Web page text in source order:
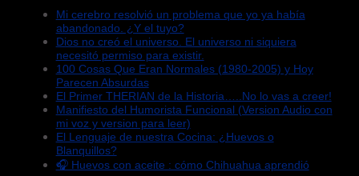
Mi cerebro resolvió un problema que yo ya había
abandonado. ¿Y el tuyo?
Dios no creó el universo. El universo ni siquiera
necesitó permiso para existir.
100 Cosas Que Eran Normales (1980-2005) y Hoy
Parecen Absurdas
El Primer THERIAN de la Historia…..No lo vas a creer!
Manifiesto del Humorista Funcional (Version Audio con
mi voz y version para leer)
El Lenguaje de nuestra Cocina: ¿Huevos o
Blanquillos?
🎧 Huevos con aceite : cómo Chihuahua aprendió